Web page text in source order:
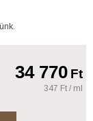
34 770Ft
347 Ft / ml